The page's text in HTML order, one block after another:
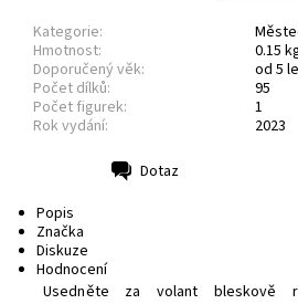
Kategorie:
Hmotnost:
0.15
Doporučený věk:
od 5
Počet dílků:
95
Počet figurek:
1
Rok vydání:
2023
Dotaz
Popis
Značka
Diskuze
Hodnocení
Usedněte za volant bleskově